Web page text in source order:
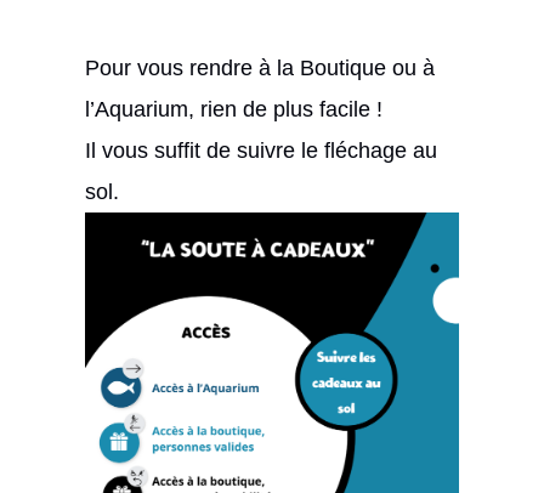
Pour vous rendre à la Boutique ou à
l’Aquarium, rien de plus facile !
Il vous suffit de suivre le fléchage au
sol.